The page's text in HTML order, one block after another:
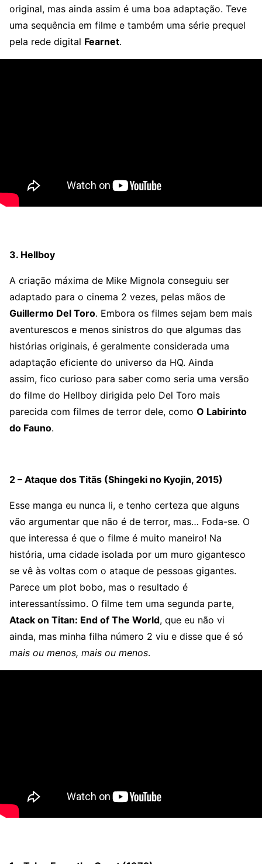
original, mas ainda assim é uma boa adaptação. Teve
uma sequência em filme e também uma série prequel
pela rede digital Fearnet.
3. Hellboy
A criação máxima de Mike Mignola conseguiu ser
adaptado para o cinema 2 vezes, pelas mãos de
Guillermo Del Toro. Embora os filmes sejam bem mais
aventurescos e menos sinistros do que algumas das
histórias originais, é geralmente considerada uma
adaptação eficiente do universo da HQ. Ainda
assim, fico curioso para saber como seria uma versão
do filme do Hellboy dirigida pelo Del Toro mais
parecida com filmes de terror dele, como O Labirinto
do Fauno.
2 – Ataque dos Titãs (Shingeki no Kyojin, 2015)
Esse manga eu nunca li, e tenho certeza que alguns
vão argumentar que não é de terror, mas… Foda-se. O
que interessa é que o filme é muito maneiro! Na
história, uma cidade isolada por um muro gigantesco
se vê às voltas com o ataque de pessoas gigantes.
Parece um plot bobo, mas o resultado é
interessantíssimo. O filme tem uma segunda parte,
Atack on Titan: End of The World, que eu não vi
ainda, mas minha filha número 2 viu e disse que é só
mais ou menos, mais ou menos.